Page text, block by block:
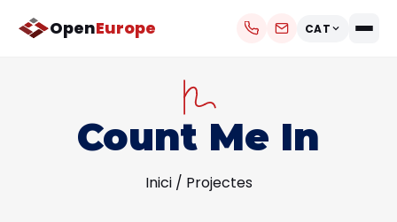
OpenEurope CAT
Count Me In
Inici / Projectes